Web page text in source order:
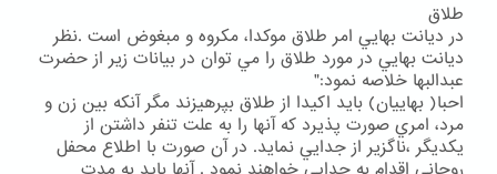
طلاق
در ديانت بهايي امر طلاق موكدا، مكروه و مبغوض است .نظر
ديانت بهايي در مورد طلاق را مي توان در بيانات زير از حضرت
عبدالبها خلاصه نمود:"
احبا( بهاييان) بايد اكيدا از طلاق بپرهيزند مگر آنكه بين زن و
مرد، امري صورت پذيرد كه آنها را به علت تنفر داشتن از
يكديگر ،ناگزير از جدايي نمايد. در آن صورت با اطلاع محفل